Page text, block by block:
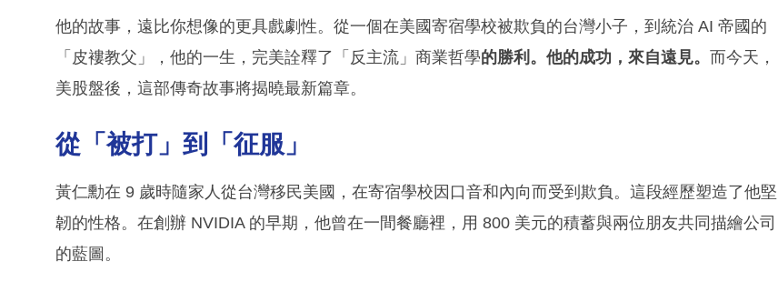
他的故事，遠比你想像的更具戲劇性。從一個在美國寄宿學校被欺負的台灣小子，到統治 AI 帝國的
「皮褸教父」，他的一生，完美詮釋了「反主流」商業哲學的勝利。他的成功，來自遠見。 而今天，
美股盤後，這部傳奇故事將揭曉最新篇章。
從「被打」到「征服」
黃仁勳在 9 歲時隨家人從台灣移民美國，在寄宿學校因口音和內向而受到欺負。這段經歷塑造了他堅
韌的性格。在創辦 NVIDIA 的早期，他曾在一間餐廳裡，用 800 美元的積蓄與兩位朋友共同描繪公司
的藍圖。